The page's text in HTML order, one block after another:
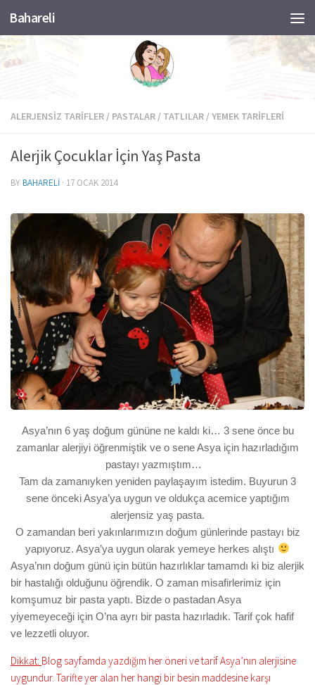
Skip to content
Bahareli
ALERJENSIZ TARIFLER / PASTALAR / TATLILAR /YEMEK TARIFLERI
Alerjik Çocuklar İçin Yaş Pasta
BYBAHARELI · 17 OCAK 2014
Asya’nın 6yaş doğum gününe ne kaldı ki… 3 sene önce bu
zamanlar alerjiyi öğrenmiştik ve o seneAsya için hazırladığım
pastayı yazmıştım…
Tam da zamanıyken yeniden paylaşayım istedim. Buyurun 3
sene önceki Asya’ya uygun ve oldukça acemice yaptığım
alerjensiz yaş pasta.
O zamandan beriyakınlarımızın doğum günlerinde pastayı biz
yapıyoruz. Asya’ya uygun olarak yemeye herkes alıştı
Asya’nın doğum günü için bütün hazırlıklar tamamdı ki biz alerjik
bir hastalığı olduğunu öğrendik. O zaman misafirlerimiz için
komşumuz bir pasta yaptı. Bizde o pastadan Asya
yiyemeyeceği için O’na ayrı bir pasta hazırladık. Tarif çok hafif
ve lezzetli oluyor.
Dikkat: Blog sayfamda yazdığım her öneri ve tarif Asya’nın alerjisine
uygundur. Tarifte yer alan her hangi bir besin maddesine karşı